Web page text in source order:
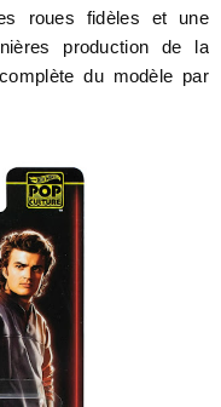
roues fidèles et une
production de la
du modèle par